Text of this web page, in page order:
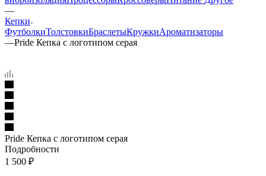
—
Кепки
ФутболкиТолстовкиБраслетыКружкиАроматизаторы
—Pride Кепка с логотипом серая
Pride Кепка с логотипом серая
Подробности
1 500 ₽